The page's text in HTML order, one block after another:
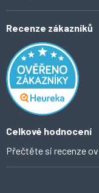
Tipy do kuchyně
Inspirace a trendy
Domácí vychytávky
O Ahomi
Odstoupení od smlouvy
Obchodní podmínky
Ochrana osobních údajů
Recenze zákazníků
Celkové hodnocení
Přečtěte si recenze